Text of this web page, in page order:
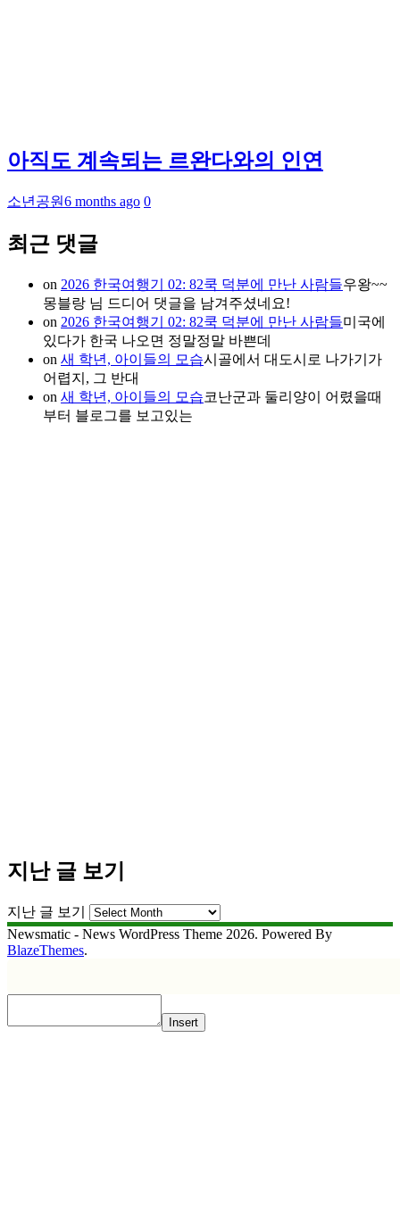
아직도 계속되는 르완다와의 인연
소년공원6 months ago 0
최근 댓글
on 2026 한국여행기 02: 82쿡 덕분에 만난 사람들우왕~~
몽블랑 님 드디어 댓글을 남겨주셨네요!
on 2026 한국여행기 02: 82쿡 덕분에 만난 사람들미국에
있다가 한국 나오면 정말정말 바쁜데
on 새 학년, 아이들의 모습시골에서 대도시로 나가기가
어렵지, 그 반대
on 새 학년, 아이들의 모습코난군과 둘리양이 어렸을때
부터 블로그를 보고있는
지난 글 보기
지난 글 보기
Newsmatic - News WordPress Theme 2026. Powered By
BlazeThemes.
Insert